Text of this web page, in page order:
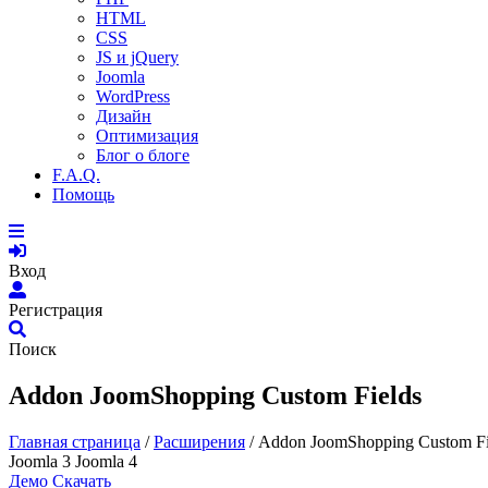
HTML
CSS
JS и jQuery
Joomla
WordPress
Дизайн
Оптимизация
Блог о блоге
F.A.Q.
Помощь
Вход
Регистрация
Поиск
Addon JoomShopping Custom Fields
Главная страница /Расширения / Addon JoomShopping Custom
Joomla 3 Joomla 4
Демо Скачать